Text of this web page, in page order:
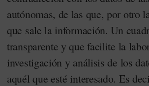
autónomas, de las que, por otro
que sale la información. Un
transparente y que facilite la
investigación y análisis de los
aquél que esté interesado. Es